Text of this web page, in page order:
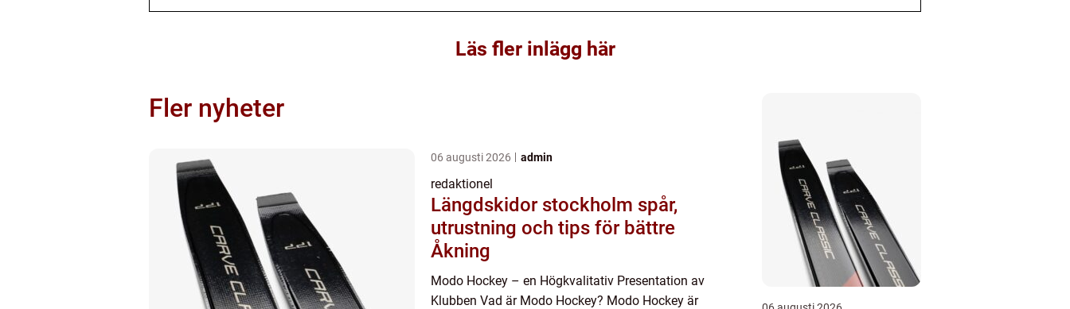
Läs fler inlägg här
Fler nyheter
06 augusti 2026 admin
redaktionel
Längdskidor stockholm spår,
utrustning och tips för bättre
Åkning
Modo Hockey – en Högkvalitativ Presentation av
Klubben Vad är Modo Hockey? Modo Hockey är